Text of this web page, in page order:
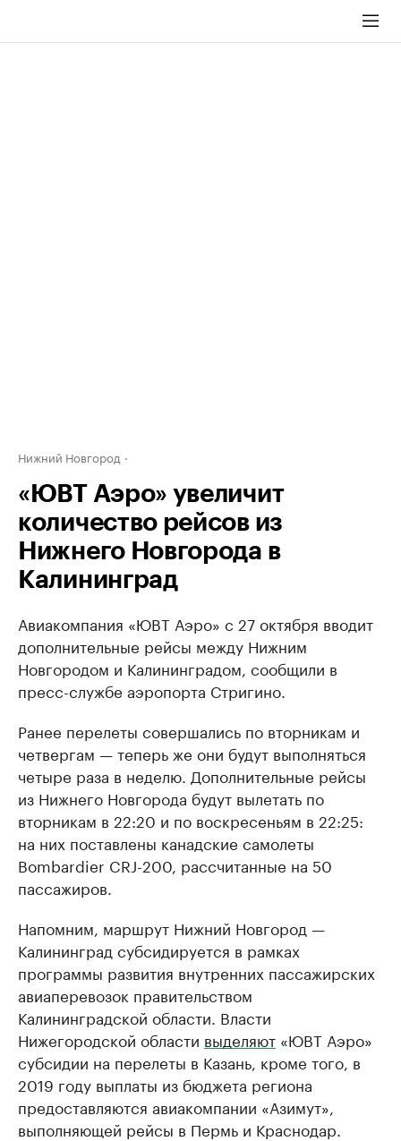
Нижний Новгород
«ЮВТ Аэро» увеличит
количество рейсов из
Нижнего Новгорода в
Калининград
Авиакомпания «ЮВТ Аэро» с 27 октября вводит
дополнительные рейсы между Нижним
Новгородом и Калининградом, сообщили в
пресс-службе аэропорта Стригино.
Ранее перелеты совершались по вторникам и
четвергам — теперь же они будут выполняться
четыре раза в неделю. Дополнительные рейсы
из Нижнего Новгорода будут вылетать по
вторникам в 22:20 и по воскресеньям в 22:25:
на них поставлены канадские самолеты
Bombardier CRJ-200, рассчитанные на 50
пассажиров.
Напомним, маршрут Нижний Новгород —
Калининград субсидируется в рамках
программы развития внутренних пассажирских
авиаперевозок правительством
Калининградской области. Власти
Нижегородской области выделяют «ЮВТ Аэро»
субсидии на перелеты в Казань, кроме того, в
2019 году выплаты из бюджета региона
предоставляются авиакомпании «Азимут»,
выполняющей рейсы в Пермь и Краснодар.